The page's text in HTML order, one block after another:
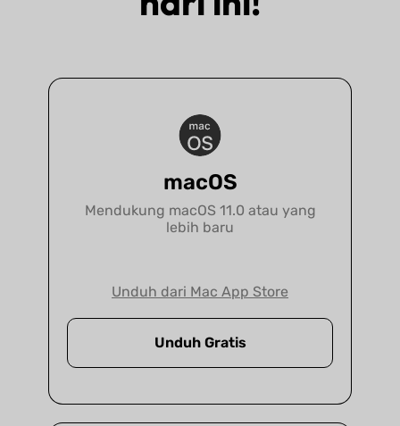
macOS
Mendukung macOS 11.0 atau yang
lebih baru
Unduh dari Mac App Store
Unduh Gratis